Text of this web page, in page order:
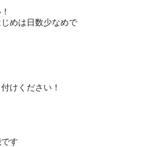
めは日数少なめで
けください！
す